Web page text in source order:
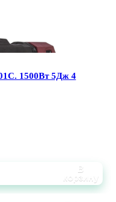
1500Вт 5Дж 4
В
корзину